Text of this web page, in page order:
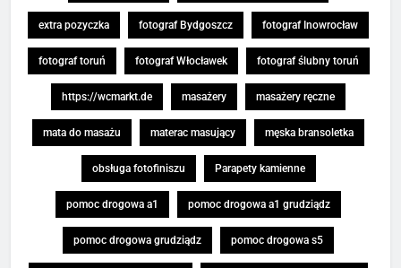
extra pozyczka fotograf Bydgoszcz fotograf Inowrocław
fotograf toruń fotograf Włocławek fotograf ślubny toruń
https://wcmarkt.de masażery masażery ręczne
mata do masażu materac masujący męska bransoletka
obsługa fotofiniszu Parapety kamienne
pomoc drogowa a1 pomoc drogowa a1 grudziądz
pomoc drogowa grudziądz pomoc drogowa s5